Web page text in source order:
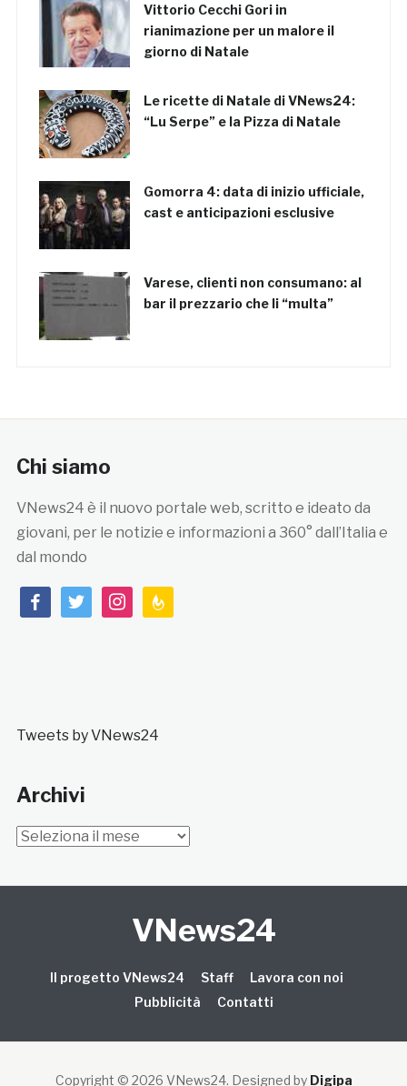
Vittorio Cecchi Gori in
rianimazione per un malore il
giorno di Natale
Le ricette di Natale di VNews24:
“Lu Serpe” e la Pizza di Natale
Gomorra 4: data di inizio ufficiale,
cast e anticipazioni esclusive
Varese, clienti non consumano: al
bar il prezzario che li “multa”
Chi siamo
VNews24 è il nuovo portale web, scritto e ideato da
giovani, per le notizie e informazioni a 360° dall’Italia e
dal mondo
facebooktwitterinstagramfeedburner
Tweets by VNews24
Archivi
Archivi
VNews24
Il progetto VNews24 Staff
Lavora con noi
Pubblicità
Contatti
Copyright © 2026 VNews24. Designed by Digipa